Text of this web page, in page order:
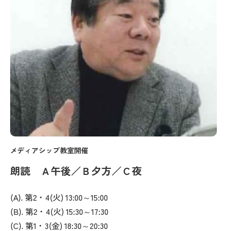
メディアシップ教室開催
朗読 Ａ午後／Ｂ夕方／Ｃ夜
(A). 第2・4(火) 13:00～15:00
(B). 第2・4(火) 15:30～17:30
(C). 第1・3(金) 18:30～20:30